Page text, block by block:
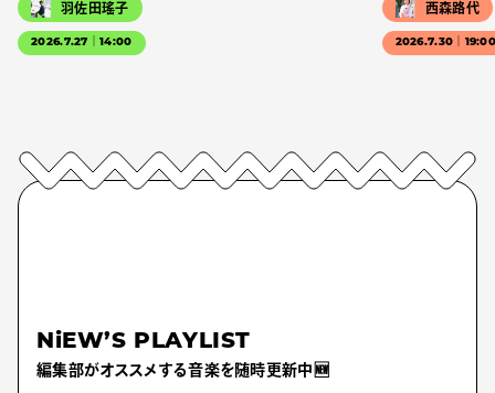
羽佐田瑤子
2026.7.27｜14:00
西森路代
2026.7.30｜
NiEW’S PLAYLIST
編集部がオススメする音楽を随時更新中🆕